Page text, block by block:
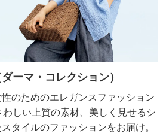
ーマ・コレクション）
のためのエレガンスファッション
しい上質の素材、美しく見せるシ
タイルのファッションをお届け。